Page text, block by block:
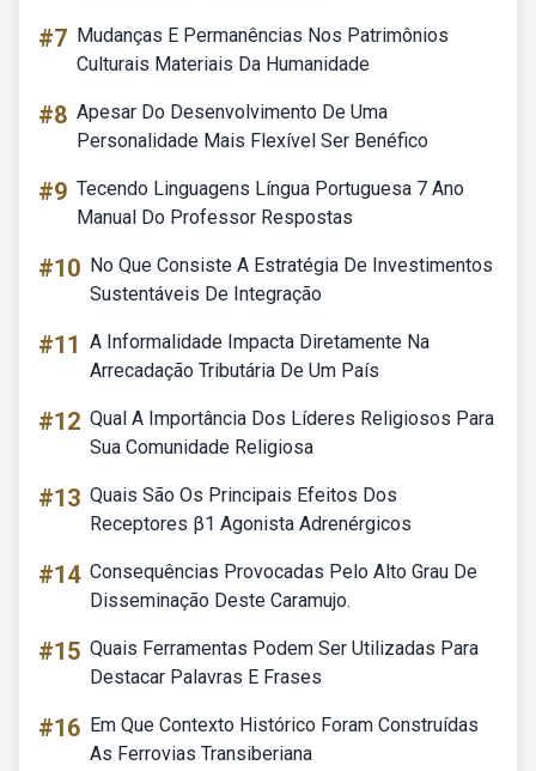
#7 Mudanças E Permanências Nos Patrimônios
Culturais Materiais Da Humanidade
#8 Apesar Do Desenvolvimento De Uma
Personalidade Mais Flexível Ser Benéfico
#9 Tecendo Linguagens Língua Portuguesa 7 Ano
Manual Do Professor Respostas
#10 No Que Consiste A Estratégia De Investimentos
Sustentáveis De Integração
#11 A Informalidade Impacta Diretamente Na
Arrecadação Tributária De Um País
#12 Qual A Importância Dos Líderes Religiosos Para
Sua Comunidade Religiosa
#13 Quais São Os Principais Efeitos Dos
Receptores β1 Agonista Adrenérgicos
#14 Consequências Provocadas Pelo Alto Grau De
Disseminação Deste Caramujo.
#15 Quais Ferramentas Podem Ser Utilizadas Para
Destacar Palavras E Frases
#16 Em Que Contexto Histórico Foram Construídas
As Ferrovias Transiberiana